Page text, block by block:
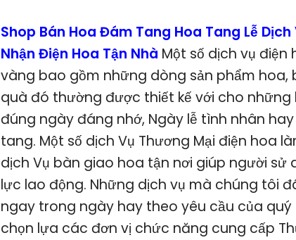
Shop Bán Hoa Đám Tang Hoa Tang Lễ
Nhận Điện Hoa Tận Nhà Một số dịch vụ
vàng bao gồm những dòng sản phẩm hoa,
quà đó thường được thiết kế với cho
đúng ngày đáng nhớ, Ngày lễ tình nhân
tang. Một số dịch Vụ Thương Mại điện hoa
dịch Vụ bàn giao hoa tận nơi giúp người sử
lực lao động. Những dịch vụ mà chúng tôi
ngay trong ngày hay theo yêu cầu của
chọn lựa các đơn vị chức năng cung cấp